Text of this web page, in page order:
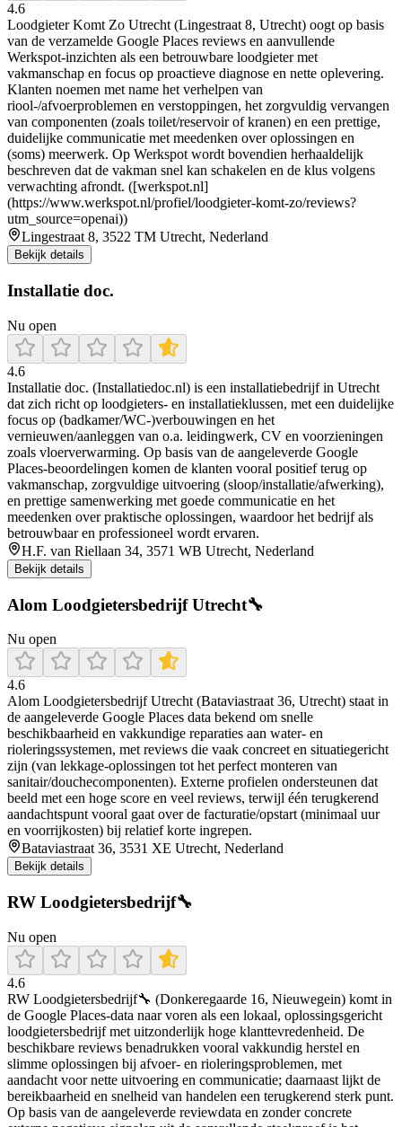
4.6
Loodgieter Komt Zo Utrecht (Lingestraat 8, Utrecht) oogt op basis
van de verzamelde Google Places reviews en aanvullende
Werkspot-inzichten als een betrouwbare loodgieter met
vakmanschap en focus op proactieve diagnose en nette oplevering.
Klanten noemen met name het verhelpen van
riool-/afvoerproblemen en verstoppingen, het zorgvuldig vervangen
van componenten (zoals toilet/reservoir of kranen) en een prettige,
duidelijke communicatie met meedenken over oplossingen en
(soms) meerwerk. Op Werkspot wordt bovendien herhaaldelijk
beschreven dat de vakman snel kan schakelen en de klus volgens
verwachting afrondt. ([werkspot.nl]
(https://www.werkspot.nl/profiel/loodgieter-komt-zo/reviews?
utm_source=openai))
Lingestraat 8, 3522 TM Utrecht, Nederland
Bekijk details
Installatie doc.
Nu open
4.6
Installatie doc. (Installatiedoc.nl) is een installatiebedrijf in Utrecht
dat zich richt op loodgieters- en installatieklussen, met een duidelijke
focus op (badkamer/WC-)verbouwingen en het
vernieuwen/aanleggen van o.a. leidingwerk, CV en voorzieningen
zoals vloerverwarming. Op basis van de aangeleverde Google
Places-beoordelingen komen de klanten vooral positief terug op
vakmanschap, zorgvuldige uitvoering (sloop/installatie/afwerking),
en prettige samenwerking met goede communicatie en het
meedenken over praktische oplossingen, waardoor het bedrijf als
betrouwbaar en professioneel wordt ervaren.
H.F. van Riellaan 34, 3571 WB Utrecht, Nederland
Bekijk details
Alom Loodgietersbedrijf Utrecht🔧
Nu open
4.6
Alom Loodgietersbedrijf Utrecht (Bataviastraat 36, Utrecht) staat in
de aangeleverde Google Places data bekend om snelle
beschikbaarheid en vakkundige reparaties aan water- en
rioleringssystemen, met reviews die vaak concreet en situatiegericht
zijn (van lekkage-oplossingen tot het perfect monteren van
sanitair/douchecomponenten). Externe profielen ondersteunen dat
beeld met een hoge score en veel reviews, terwijl één terugkerend
aandachtspunt vooral gaat over de facturatie/opstart (minimaal uur
en voorrijkosten) bij relatief korte ingrepen.
Bataviastraat 36, 3531 XE Utrecht, Nederland
Bekijk details
RW Loodgietersbedrijf🔧
Nu open
4.6
RW Loodgietersbedrijf🔧 (Donkeregaarde 16, Nieuwegein) komt in
de Google Places-data naar voren als een lokaal, oplossingsgericht
loodgietersbedrijf met uitzonderlijk hoge klanttevredenheid. De
beschikbare reviews benadrukken vooral vakkundig herstel en
slimme oplossingen bij afvoer- en rioleringsproblemen, met
aandacht voor nette uitvoering en communicatie; daarnaast lijkt de
bereikbaarheid en snelheid van handelen een terugkerend sterk punt.
Op basis van de aangeleverde reviewdata en zonder concrete